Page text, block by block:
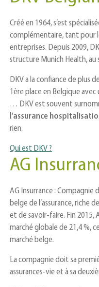
Créé en 1964, s’est
complémentaire, tant pour
entreprises. Depuis 2009,
structure Munich Health, au
DKV a la confiance de plus
1ère place en Belgique
… DKV est souvent
l’assurance
rien.
Qui est DKV ?
AG
AG Insurrance : Compagnie
belge de l’assurance, riche
et de savoir-faire. ​Fin 2015,
marché globale de 21,4 %,
marché belge.
La compagnie doit sa
assurances-vie et à sa